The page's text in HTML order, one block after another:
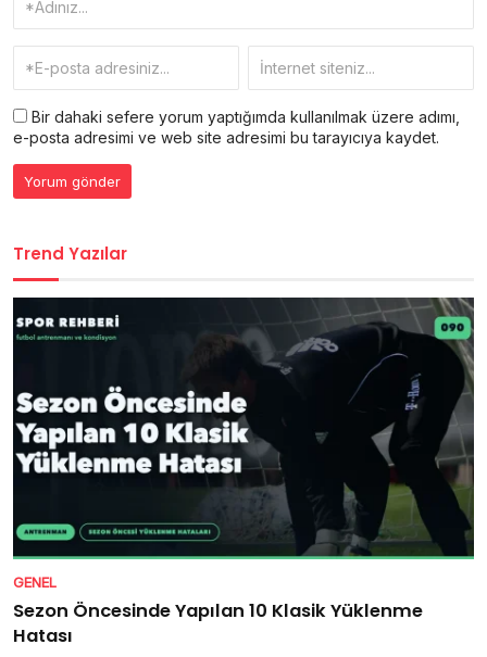
Bir dahaki sefere yorum yaptığımda kullanılmak üzere adımı,
e-posta adresimi ve web site adresimi bu tarayıcıya kaydet.
Trend Yazılar
GENEL
Sezon Öncesinde Yapılan 10 Klasik Yüklenme
Hatası